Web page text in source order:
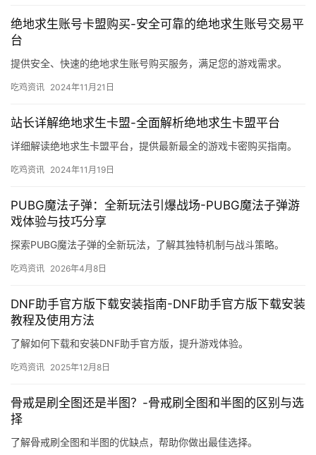
绝地求生账号卡盟购买-安全可靠的绝地求生账号交易平
台
提供安全、快速的绝地求生账号购买服务，满足您的游戏需求。
吃鸡资讯 2024年11月21日
站长详解绝地求生卡盟-全面解析绝地求生卡盟平台
详细解读绝地求生卡盟平台，提供最新最全的游戏卡密购买指南。
吃鸡资讯 2024年11月19日
PUBG魔法子弹：全新玩法引爆战场-PUBG魔法子弹游
戏体验与技巧分享
探索PUBG魔法子弹的全新玩法，了解其独特机制与战斗策略。
吃鸡资讯 2026年4月8日
DNF助手官方版下载安装指南-DNF助手官方版下载安装
教程及使用方法
了解如何下载和安装DNF助手官方版，提升游戏体验。
吃鸡资讯 2025年12月8日
骨戒是刷全图还是半图？-骨戒刷全图和半图的区别与选
择
了解骨戒刷全图和半图的优缺点，帮助你做出最佳选择。